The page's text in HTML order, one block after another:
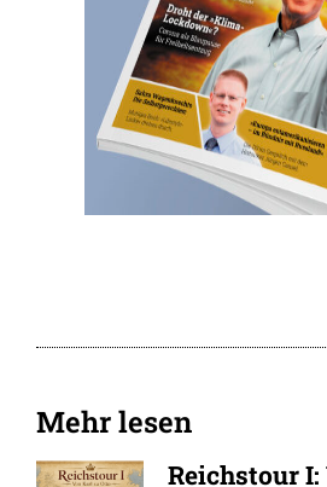
Mehr lesen
Reichstour